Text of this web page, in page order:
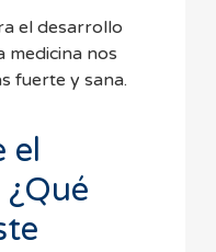
el desarrollo
medicina nos
fuerte y sana.
el